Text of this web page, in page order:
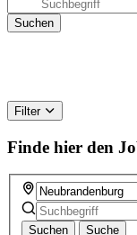
Filter
Finde hier den
Suchen Suche